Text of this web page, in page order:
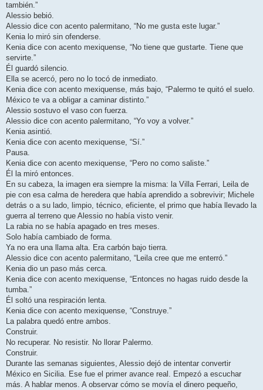
también.”
Alessio bebió.
Alessio dice con acento palermitano, “No me gusta este lugar.”
Kenia lo miró sin ofenderse.
Kenia dice con acento mexiquense, “No tiene que gustarte. Tiene que
servirte.”
Él guardó silencio.
Ella se acercó, pero no lo tocó de inmediato.
Kenia dice con acento mexiquense, más bajo, “Palermo te quitó el suelo.
México te va a obligar a caminar distinto.”
Alessio sostuvo el vaso con fuerza.
Alessio dice con acento palermitano, “Yo voy a volver.”
Kenia asintió.
Kenia dice con acento mexiquense, “Sí.”
Pausa.
Kenia dice con acento mexiquense, “Pero no como saliste.”
Él la miró entonces.
En su cabeza, la imagen era siempre la misma: la Villa Ferrari, Leila de
pie con esa calma de heredera que había aprendido a sobrevivir; Michele
detrás o a su lado, limpio, técnico, eficiente, el primo que había llevado la
guerra al terreno que Alessio no había visto venir.
La rabia no se había apagado en tres meses.
Solo había cambiado de forma.
Ya no era una llama alta. Era carbón bajo tierra.
Alessio dice con acento palermitano, “Leila cree que me enterró.”
Kenia dio un paso más cerca.
Kenia dice con acento mexiquense, “Entonces no hagas ruido desde la
tumba.”
Él soltó una respiración lenta.
Kenia dice con acento mexiquense, “Construye.”
La palabra quedó entre ambos.
Construir.
No recuperar. No resistir. No llorar Palermo.
Construir.
Durante las semanas siguientes, Alessio dejó de intentar convertir
México en Sicilia. Ese fue el primer avance real. Empezó a escuchar
más. A hablar menos. A observar cómo se movía el dinero pequeño,